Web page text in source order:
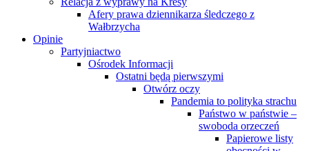
Afery prawa dziennikarza śledczego z
Wałbrzycha
Opinie
Partyjniactwo
Ośrodek Informacji
Ostatni będą pierwszymi
Otwórz oczy
Pandemia to polityka strachu
Państwo w państwie –
swoboda orzeczeń
Papierowe listy